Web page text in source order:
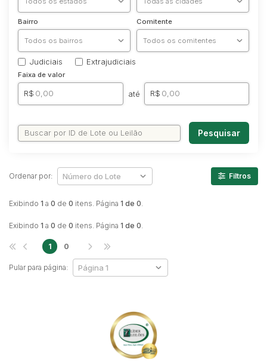
Caminhonetes
Carros
Máquina Varredeira
Motos
Pá Carregadeira
SUV
Bairro Comitente
Judiciais Extrajudiciais
Faixa de valor
R$ até R$
Pesquisar
Exibindo 1 a 0 de 0 itens. Página 1 de 0.
Ordenar por: Filtros
Exibindo 1 a 0 de 0 itens. Página 1 de 0.
Pular para página:
1 0